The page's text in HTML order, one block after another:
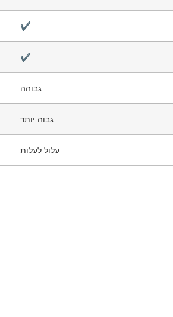
✔️
✔️
גבוהה
גבוה יותר
עלול לעלות